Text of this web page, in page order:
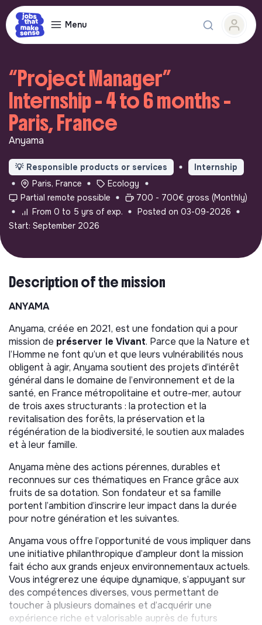
Menu
“Project Manager”
Internship - 4 to 6 months -
Paris, France
Anyama
💡 Responsible products or services
Internship
Paris, France
Ecology
Partial remote possible
700 - 700€ gross (Monthly)
From 0 to 5 yrs of exp.
Posted on 03-09-2026
Start: September 2026
Description of the mission
ANYAMA
Anyama, créée en 2021, est une fondation qui a pour
mission de préserver le Vivant. Parce que la Nature et
l’Homme ne font qu’un et que leurs vulnérabilités nous
obligent à agir, Anyama soutient des projets d’intérêt
général dans le domaine de l’environnement et de la
santé, en France métropolitaine et outre-mer, autour
de trois axes structurants : la protection et la
revitalisation des forêts, la préservation et la
régénération de la biodiversité, le soutien aux malades
et à leur famille.
Anyama mène des actions pérennes, durables et
reconnues sur ces thématiques en France grâce aux
fruits de sa dotation. Son fondateur et sa famille
portent l’ambition d’inscrire leur impact dans la durée
pour notre génération et les suivantes.
Anyama vous offre l’opportunité de vous impliquer dans
une initiative philanthropique d’ampleur dont la mission
fait écho aux grands enjeux environnementaux actuels.
Vous intégrerez une équipe dynamique, s’appuyant sur
des compétences diverses, vous permettant de
toucher à plusieurs domaines et d’acquérir une
expérience riche et valorisable auprès de futurs